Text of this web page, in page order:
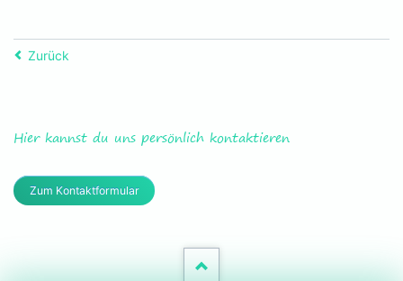
Zurück
Hier kannst du uns persönlich kontaktieren
Zum Kontaktformular